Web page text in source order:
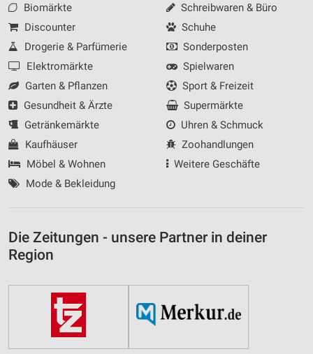
Biomärkte
Discounter
Drogerie & Parfümerie
Elektromärkte
Garten & Pflanzen
Gesundheit & Ärzte
Getränkemärkte
Kaufhäuser
Möbel & Wohnen
Mode & Bekleidung
Schreibwaren & Büro
Schuhe
Sonderposten
Spielwaren
Sport & Freizeit
Supermärkte
Uhren & Schmuck
Zoohandlungen
Weitere Geschäfte
Die Zeitungen - unsere Partner in deiner
Region